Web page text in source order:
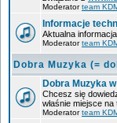
Moderatorteam
Informacje
Aktualna
Moderatorteam
Dobra Muzyka (=
Dobra Muzyka
Chcesz się
właśnie miejsce
Moderatorteam